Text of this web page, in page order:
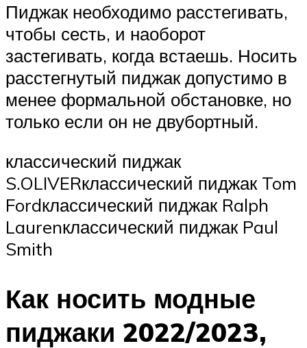
Пиджак необходимо расстегивать,
чтобы сесть, и наоборот
застегивать, когда встаешь. Носить
расстегнутый пиджак допустимо в
менее формальной обстановке, но
только если он не двубортный.
классический пиджак
S.OLIVERклассический пиджак Tom
Fordклассический пиджак Ralph
Laurenклассический пиджак Paul
Smith
Как носить модные
пиджаки 2022/2023,